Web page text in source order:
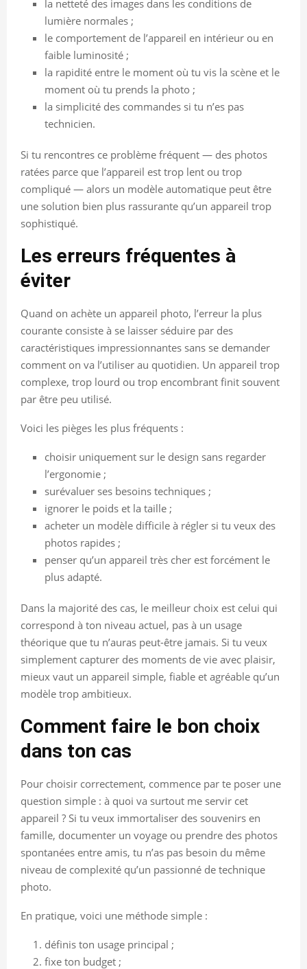
la netteté des images dans les conditions de
lumière normales ;
le comportement de l’appareil en intérieur ou en
faible luminosité ;
la rapidité entre le moment où tu vis la scène et le
moment où tu prends la photo ;
la simplicité des commandes si tu n’es pas
technicien.
Si tu rencontres ce problème fréquent — des photos
ratées parce que l’appareil est trop lent ou trop
compliqué — alors un modèle automatique peut être
une solution bien plus rassurante qu’un appareil trop
sophistiqué.
Les erreurs fréquentes à
éviter
Quand on achète un appareil photo, l’erreur la plus
courante consiste à se laisser séduire par des
caractéristiques impressionnantes sans se demander
comment on va l’utiliser au quotidien. Un appareil trop
complexe, trop lourd ou trop encombrant finit souvent
par être peu utilisé.
Voici les pièges les plus fréquents :
choisir uniquement sur le design sans regarder
l’ergonomie ;
surévaluer ses besoins techniques ;
ignorer le poids et la taille ;
acheter un modèle difficile à régler si tu veux des
photos rapides ;
penser qu’un appareil très cher est forcément le
plus adapté.
Dans la majorité des cas, le meilleur choix est celui qui
correspond à ton niveau actuel, pas à un usage
théorique que tu n’auras peut-être jamais. Si tu veux
simplement capturer des moments de vie avec plaisir,
mieux vaut un appareil simple, fiable et agréable qu’un
modèle trop ambitieux.
Comment faire le bon choix
dans ton cas
Pour choisir correctement, commence par te poser une
question simple : à quoi va surtout me servir cet
appareil ? Si tu veux immortaliser des souvenirs en
famille, documenter un voyage ou prendre des photos
spontanées entre amis, tu n’as pas besoin du même
niveau de complexité qu’un passionné de technique
photo.
En pratique, voici une méthode simple :
définis ton usage principal ;
fixe ton budget ;